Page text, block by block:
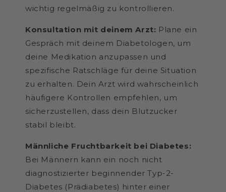
wichtig regelmäßig zu kontrollieren.
Konsultation mit deinem Arzt: Plane ein
Gespräch mit deinem Diabetologen, um
deine Medikation anzupassen und
spezifische Ratschläge für deine Situation
zu erhalten. Dein Arzt wird wahrscheinlich
häufigere Kontrollen empfehlen, um
sicherzustellen, dass dein Blutzucker
stabil bleibt.
Männliche Fruchtbarkeit bei Diabetes:
Bei Männern kann ein noch nicht
diagnostizierter beginnender Typ-2-
Diabetes (Prädiabetes) hinter einer